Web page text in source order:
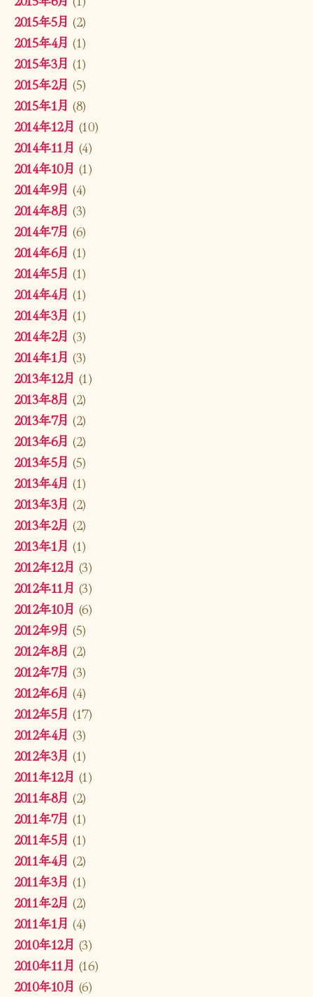
2015年5月 (2)
2015年4月 (1)
2015年3月 (1)
2015年2月 (5)
2015年1月 (8)
2014年12月 (10)
2014年11月 (4)
2014年10月 (1)
2014年9月 (4)
2014年8月 (3)
2014年7月 (6)
2014年6月 (1)
2014年5月 (1)
2014年4月 (1)
2014年3月 (1)
2014年2月 (3)
2014年1月 (3)
2013年12月 (1)
2013年8月 (2)
2013年7月 (2)
2013年6月 (2)
2013年5月 (5)
2013年4月 (1)
2013年3月 (2)
2013年2月 (2)
2013年1月 (1)
2012年12月 (3)
2012年11月 (3)
2012年10月 (6)
2012年9月 (5)
2012年8月 (2)
2012年7月 (3)
2012年6月 (4)
2012年5月 (17)
2012年4月 (3)
2012年3月 (1)
2011年12月 (1)
2011年8月 (2)
2011年7月 (1)
2011年5月 (1)
2011年4月 (2)
2011年3月 (1)
2011年2月 (2)
2011年1月 (4)
2010年12月 (3)
2010年11月 (16)
2010年10月 (6)